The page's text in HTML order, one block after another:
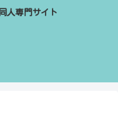
人専門サイト